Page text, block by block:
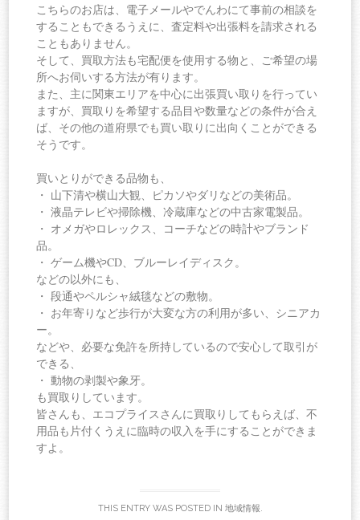
こちらのお店は、電子メールやでんわにて事前の相談を
することもできるうえに、査定料や出張料を請求される
こともありません。
そして、買取方法も宅配便を使用する物と、ご希望の場
所へお伺いする方法が有ります。
また、主に関東エリアを中心に出張買い取りを行ってい
ますが、買取りを希望する品目や数量などの条件が合え
ば、その他の道府県でも買い取りに出向くことができる
そうです。
買いとりができる品物も、
・ 山下清や横山大観、ピカソやダリなどの美術品。
・ 液晶テレビや掃除機、冷蔵庫などの中古家電製品。
・ オメガやロレックス、コーチなどの時計やブランド
品。
・ ゲーム機やCD、ブルーレイディスク。
などの以外にも、
・ 段通やペルシャ絨毯などの敷物。
・ お年寄りなど歩行が大変な方の利用が多い、シニアカ
ー。
などや、必要な免許を所持しているので安心して取引が
できる、
・ 動物の剥製や象牙。
も買取りしています。
皆さんも、エコプライスさんに買取りしてもらえば、不
用品も片付くうえに臨時の収入を手にすることができま
すよ。
THIS ENTRY WAS POSTED IN 地域情報.